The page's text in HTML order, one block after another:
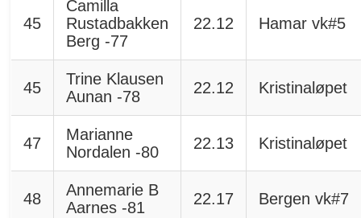
45
Camilla
Rustadbakken
Berg -77
22.12 Hamar vk#5
45
Trine Klausen
Aunan -78
22.12 Kristinaløpet
47
Marianne
Nordalen -80
22.13 Kristinaløpet
48
Annemarie B
Aarnes -81
22.17 Bergen vk#7